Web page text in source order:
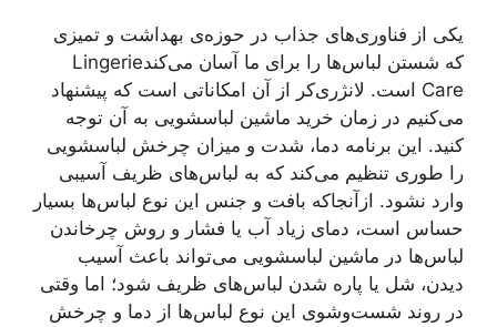
یکی از فناوری‌های جذاب در حوزه‌ی بهداشت و تمیزی
که شستن لباس‌ها را برای ما آسان می‌کندLingerie
Care است. لانژری‌کر از آن امکاناتی است که پیشنهاد
می‌کنیم در زمان خرید ماشین لباسشویی به آن توجه
کنید. این برنامه دما، شدت و میزان چرخش لباسشویی
را طوری تنظیم می‌کند که به لباس‌های ظریف آسیبی
وارد نشود. ازآنجاکه بافت و جنس این نوع لباس‌ها بسیار
حساس است، دمای زیاد آب یا فشار و روش چرخاندن
لباس‌ها در ماشین لباسشویی می‌تواند باعث آسیب
دیدن، شل یا پاره شدن لباس‌های ظریف شود؛ اما وقتی
در روند شست‌وشوی این نوع لباس‌ها از دما و چرخش